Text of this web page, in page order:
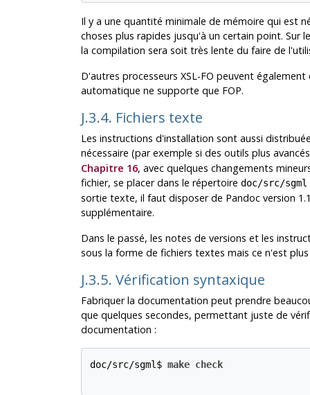
Il y a une quantité minimale de mémoire qui est
choses plus rapides jusqu'à un certain point. Sur
la compilation sera soit très lente du faire de
D'autres processeurs XSL-FO peuvent
automatique ne supporte que FOP.
J.3.4. Fichiers texte
Les instructions d'installation sont aussi
nécessaire (par exemple si des outils plus
Chapitre 16, avec quelques changements
fichier, se placer dans le répertoire doc/src/sgml
sortie texte, il faut disposer de Pandocversion
supplémentaire.
Dans le passé, les notes de versions et les
sous la forme de fichiers textes mais ce n'est plus
J.3.5. Vérification syntaxique
Fabriquer la documentation peut prendre
que quelques secondes, permettant juste de
documentation :
doc/src/sgml$ make check